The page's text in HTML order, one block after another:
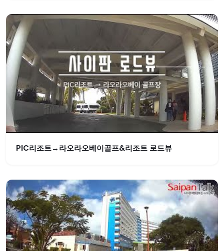
PIC리조트→라오라오베이골프&리조트 로드뷰